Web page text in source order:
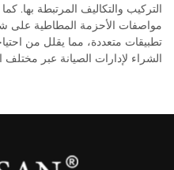
التركيب والتكاليف المرتبطة بها.
تطبيقات متعددة، مما يقلل من
الشراء لإدارات الصيانة عبر مختلف